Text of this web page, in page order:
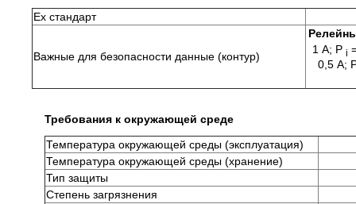
Ex стандарт
Важные для безопасности данные (контур)
1 А; Р i
0,5 А;
Требования к окружающей среде
Температура окружающей среды (эксплуатация)
Температура окружающей среды (хранение)
Тип защиты
Степень загрязнения